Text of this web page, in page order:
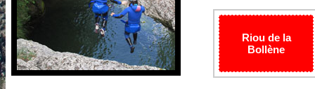
Riou de la
Bollène